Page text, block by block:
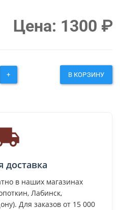
Цена: 1300 ₽
+ В КОРЗИНУ
доставка
в наших магазинах
Лабинск,
Для заказов от 15 000